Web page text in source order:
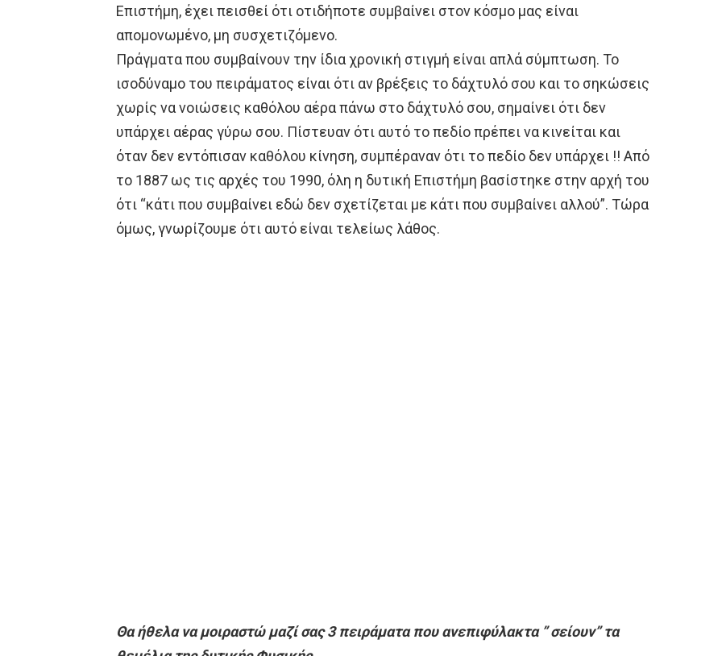
Επιστήμη, έχει πεισθεί ότι οτιδήποτε συμβαίνει στον κόσμο μας είναι
απομονωμένο, μη συσχετιζόμενο.
Πράγματα που συμβαίνουν την ίδια χρονική στιγμή είναι απλά σύμπτωση. Το
ισοδύναμο του πειράματος είναι ότι αν βρέξεις το δάχτυλό σου και το σηκώσεις
χωρίς να νοιώσεις καθόλου αέρα πάνω στο δάχτυλό σου, σημαίνει ότι δεν
υπάρχει αέρας γύρω σου. Πίστευαν ότι αυτό το πεδίο πρέπει να κινείται και
όταν δεν εντόπισαν καθόλου κίνηση, συμπέραναν ότι το πεδίο δεν υπάρχει !! Από
το 1887 ως τις αρχές του 1990, όλη η δυτική Επιστήμη βασίστηκε στην αρχή του
ότι “κάτι που συμβαίνει εδώ δεν σχετίζεται με κάτι που συμβαίνει αλλού”. Τώρα
όμως, γνωρίζουμε ότι αυτό είναι τελείως λάθος.
Θα ήθελα να μοιραστώ μαζί σας 3 πειράματα που ανεπιφύλακτα ” σείουν” τα